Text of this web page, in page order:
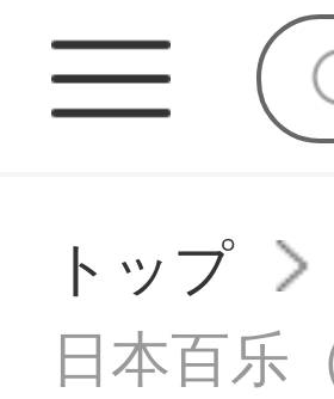
トップ
日本百乐